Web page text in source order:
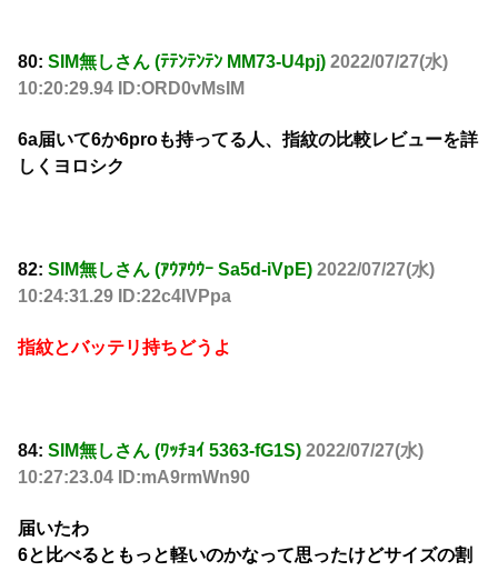
80: SIM無しさん (ﾃﾃﾝﾃﾝﾃﾝ MM73-U4pj) 2022/07/27(水)
10:20:29.94 ID:ORD0vMsIM
6a届いて6か6proも持ってる人、指紋の比較レビューを詳
しくヨロシク
82: SIM無しさん (ｱｳｱｳｳｰ Sa5d-iVpE) 2022/07/27(水)
10:24:31.29 ID:22c4IVPpa
指紋とバッテリ持ちどうよ
84: SIM無しさん (ﾜｯﾁｮｲ 5363-fG1S) 2022/07/27(水)
10:27:23.04 ID:mA9rmWn90
届いたわ
6と比べるともっと軽いのかなって思ったけどサイズの割